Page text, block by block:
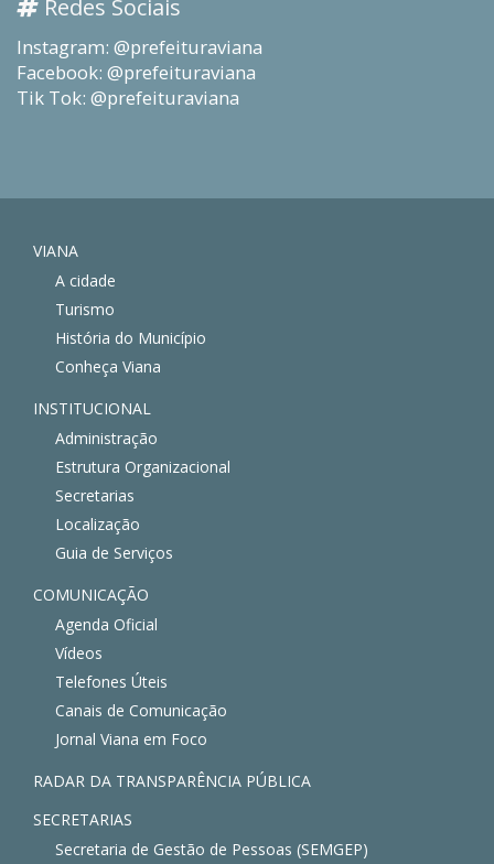
Redes Sociais
Instagram: @prefeituraviana
Facebook: @prefeituraviana
Tik Tok: @prefeituraviana
VIANA
A cidade
Turismo
História do Município
Conheça Viana
INSTITUCIONAL
Administração
Estrutura Organizacional
Secretarias
Localização
Guia de Serviços
COMUNICAÇÃO
Agenda Oficial
Vídeos
Telefones Úteis
Canais de Comunicação
Jornal Viana em Foco
RADAR DA TRANSPARÊNCIA PÚBLICA
SECRETARIAS
Secretaria de Gestão de Pessoas (SEMGEP)